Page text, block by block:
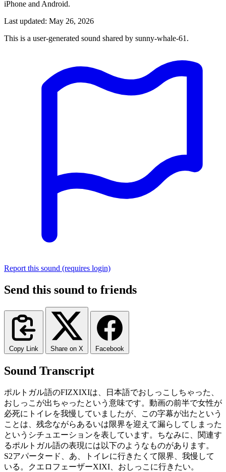
iPhone and Android.
Last updated: May 26, 2026
This is a user-generated sound shared by sunny-whale-61.
Report this sound (requires login)
Send this sound to friends
Copy Link Share on X Facebook
Sound Transcript
ポル ト ガル語のFIZXIXIは、 日本語でお し っ こ しちゃ った、
お し っ こ が出ちゃ った という 意味です。 動画の前半で女性が
必死に ト イ レ を我慢 していましたが、 この字幕が出た という
こと は、 残念ながらあるいは限界を迎 えて漏ら して しま った
という シチュエーショ ンを表 しています。 ちなみに、 関連す
るポル ト ガル語の表現には以下のよう な ものがあります。
S2アパーター ド、 あ、 ト イ レに行きた く て 限界、 我慢 して
いる。
クエ ロ フ ェーザーXIXI、 お し っ こ に行き たい。